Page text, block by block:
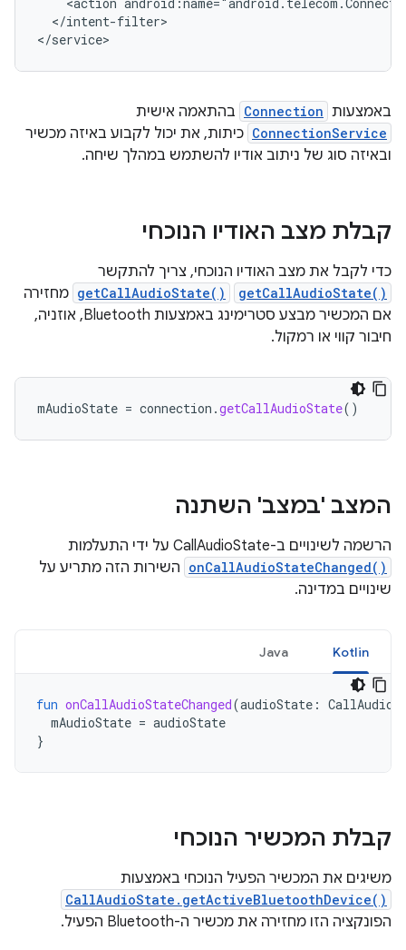
  </intent-filter>
באמצעות Connection בהתאמה אישית
ConnectionService כיתות, את יכול לקבוע באיזה מכשיר
ובאיזה סוג של ניתוב אודיו להשתמש במהלך שיחה.
קבלת מצב האודיו הנוכחי
כדי לקבל את מצב האודיו הנוכחי, צריך להתקשר
getCallAudioState()
getCallAudioState() מחזירה
אם המכשיר מבצע סטרימינג באמצעות Bluetooth, אוזניה,
חיבור קווי או רמקול.
mAudioState = connection .getCallAudioState()
המצב 'במצב' השתנה
הרשמה לשינויים ב-CallAudioState על ידי התעלמות
onCallAudioStateChanged() השירות הזה מתריע על
שינויים במדינה.
Kotlin
Java
fun onCallAudioStateChanged(audioState :
mAudioState = audioState
}
קבלת המכשיר הנוכחי
משיגים את המכשיר הפעיל הנוכחי באמצעות
CallAudioState.getActiveBluetoothDevice()
הפונקציה הזו מחזירה את מכשיר ה-Bluetooth הפעיל.